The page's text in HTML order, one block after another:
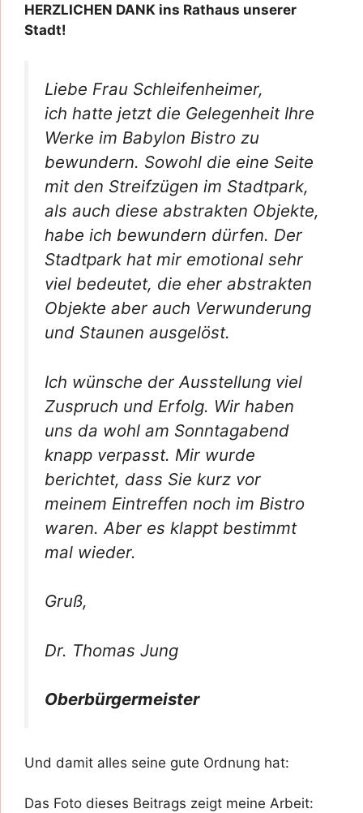
HERZLICHEN DANK ins Rathaus unserer
Stadt!
Liebe Frau Schleifenheimer,
ich hatte jetzt die Gelegenheit Ihre
Werke im Babylon Bistro zu
bewundern. Sowohl die eine Seite
mit den Streifzügen im Stadtpark,
als auch diese abstrakten Objekte,
habe ich bewundern dürfen. Der
Stadtpark hat mir emotional sehr
viel bedeutet, die eher abstrakten
Objekte aber auch Verwunderung
und Staunen ausgelöst.
Ich wünsche der Ausstellung viel
Zuspruch und Erfolg. Wir haben
uns da wohl am Sonntagabend
knapp verpasst. Mir wurde
berichtet, dass Sie kurz vor
meinem Eintreffen noch im Bistro
waren. Aber es klappt bestimmt
mal wieder.
Gruß,
Dr. Thomas Jung
Oberbürgermeister
Und damit alles seine gute Ordnung hat:
Das Foto dieses Beitrags zeigt meine Arbeit: